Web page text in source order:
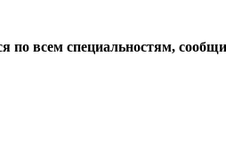
по всем специальностям,